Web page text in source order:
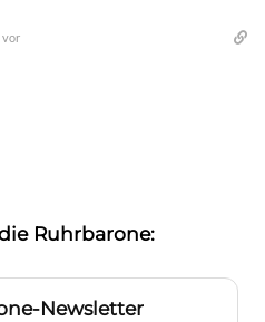
vor
Ruhrbarone:
Newsletter